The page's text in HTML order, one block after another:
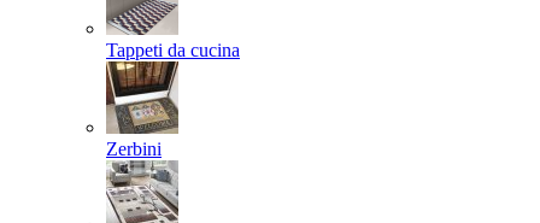
Tappeti da cucina
Zerbini